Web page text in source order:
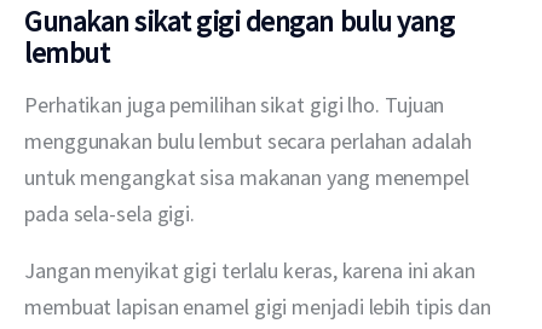
Gunakan sikat gigi dengan bulu yang
lembut
Perhatikan juga pemilihan sikat gigi lho. Tujuan
menggunakan bulu lembut secara perlahan adalah
untuk mengangkat sisa makanan yang menempel
pada sela-sela gigi.
Jangan menyikat gigi terlalu keras, karena ini akan
membuat lapisan enamel gigi menjadi lebih tipis dan